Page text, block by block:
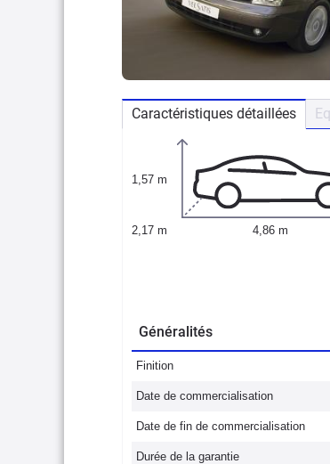
Caractéristiques détaillées
1,57 m
2,17 m 4,86 m
Généralités
Finition
Date de commercialisation
Date de fin de commercialisation
Durée de la garantie